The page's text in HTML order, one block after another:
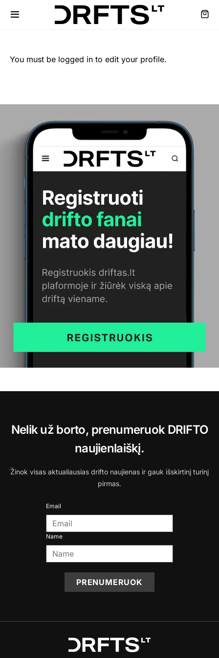
You must be logged in to edit your profile.
Nelik už borto, prenumeruok DRIFTO
naujienlaiškį.
Žinok visas aktualiausias drifto naujienas ir gauk išskirtinį turinį
pirmas.
Email
Name
PRENUMERUOK